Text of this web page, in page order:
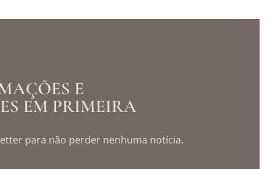
E
EM PRIMEIRA
para não perder nenhuma notícia.